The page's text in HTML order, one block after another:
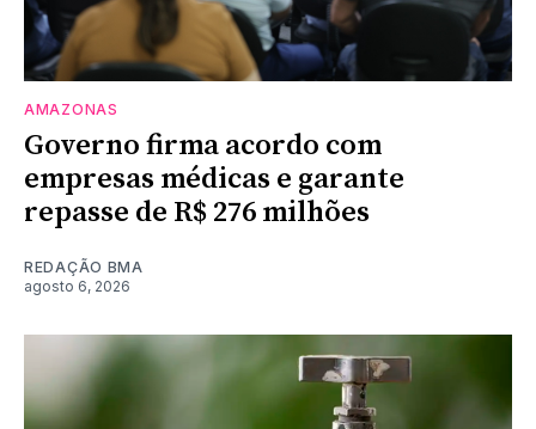
AMAZONAS
Governo firma acordo com
empresas médicas e garante
repasse de R$ 276 milhões
REDAÇÃO BMA
agosto 6, 2026